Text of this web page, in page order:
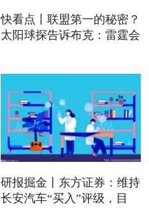
快看点丨联盟第一的秘密？
太阳球探告诉布克：雷霆会
研报掘金丨东方证券：维持
长安汽车“买入”评级，目